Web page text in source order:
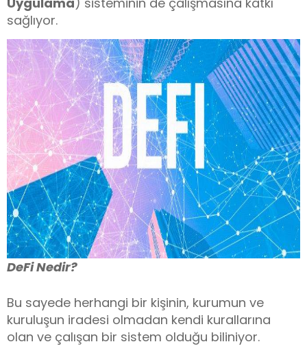
sağlıyor.
DeFi Nedir?
Bu sayede herhangi bir kişinin, kurumun ve
kuruluşun iradesi olmadan kendi kurallarına
olan ve çalışan bir sistem olduğu biliniyor.